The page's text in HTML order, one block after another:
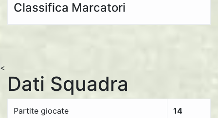
Classifica Marcatori
<
Dati Squadra
Partite giocate 14